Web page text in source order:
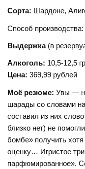
Сорта: Шардоне,
Способ
Выдержка (в
Алкоголь: 10,5-12,5
Цена: 369,99 рублей
Моё резюме: Увы —
шарады со словами на
составил из них
близко нет) не
бомбе» получить
оценку… Игристое
парфюмированное».